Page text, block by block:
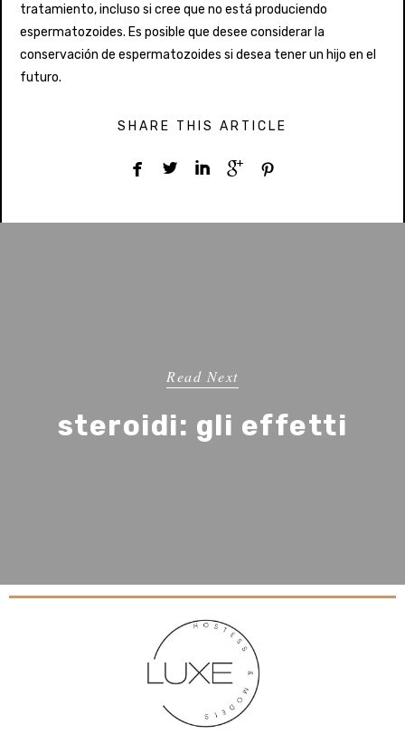
tratamiento, incluso si cree que no está produciendo
espermatozoides. Es posible que desee considerar la
conservación de espermatozoides si desea tener un hijo en el
futuro.
SHARE THIS ARTICLE
    
Read Next
steroidi: gli effetti